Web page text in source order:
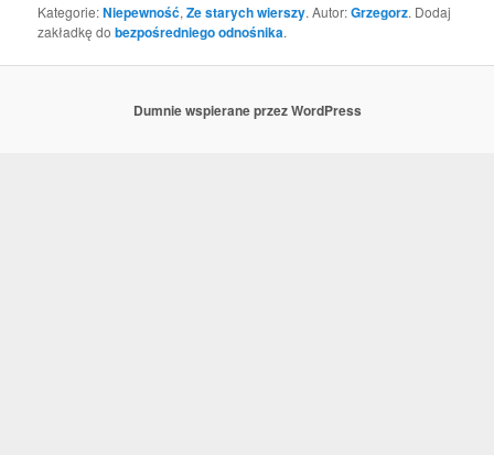
Kategorie:Niepewność,Ze starych wierszy. Autor:Grzegorz. Dodaj
zakładkę dobezpośredniego odnośnika.
Dumnie wspierane przez WordPress